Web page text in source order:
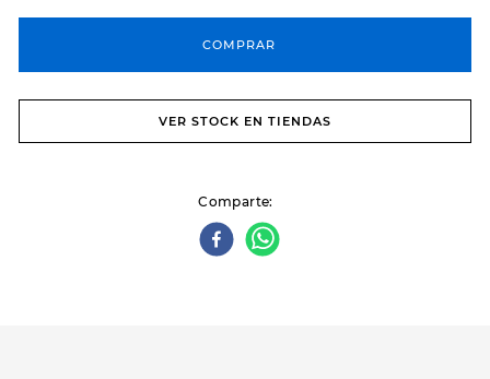
COMPRAR
VER STOCK EN TIENDAS
Comparte